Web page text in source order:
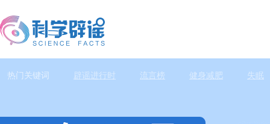
热门关键词 辟谣进行时 流言榜 健身减肥 失眠